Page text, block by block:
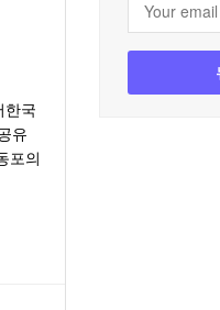
한국
유
포의